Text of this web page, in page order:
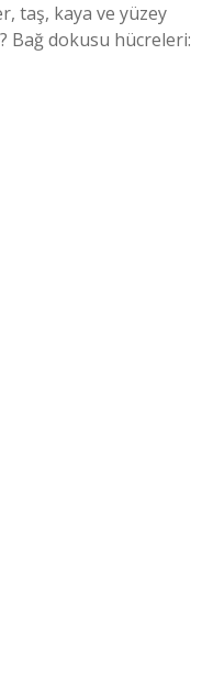
taş, kaya ve yüzey
Bağ dokusu hücreleri: